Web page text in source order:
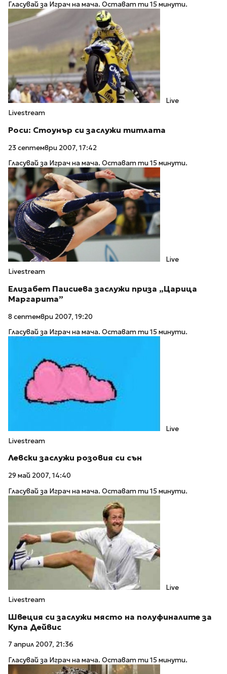
Гласувай за Играч на мача. Остават ти 15 минути.
Live
Livestream
Роси: Стоунър си заслужи титлата
23 септември 2007, 17:42
Гласувай за Играч на мача. Остават ти 15 минути.
Live
Livestream
Елизабет Паисиева заслужи приза „Царица
Маргарита”
8 септември 2007, 19:20
Гласувай за Играч на мача. Остават ти 15 минути.
Live
Livestream
Левски заслужи розовия си сън
29 май 2007, 14:40
Гласувай за Играч на мача. Остават ти 15 минути.
Live
Livestream
Швеция си заслужи място на полуфиналите за
Купа Дейвис
7 април 2007, 21:36
Гласувай за Играч на мача. Остават ти 15 минути.